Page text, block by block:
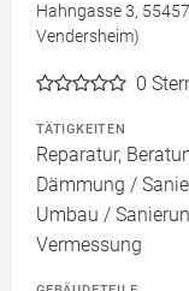
Hahngasse 3,
Vendersheim)
0
TÄTIGKEITEN
Reparatur,
Dämmung /
Umbau /
Vermessung